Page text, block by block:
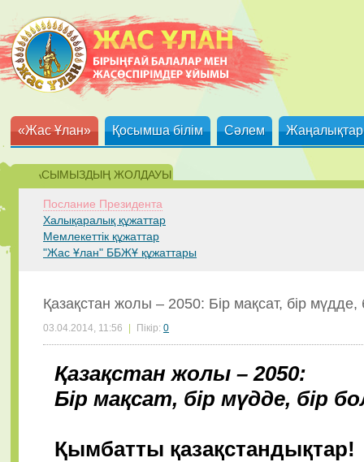
«Жас Ұлан» Қосымша білім Сәлем Жаңалықтар
ЕЛБАСЫМЫЗДЫҢ ЖОЛДАУЫ
Послание Президента
Халықаралық құжаттар
Мемлекеттік құжаттар
"Жас Ұлан" ББЖҰ құжаттары
Қазақстан жолы – 2050: Бір мақсат, бір мүдде,
03.04.2014, 11:56 Пікір: 0
Қазақстан жолы – 2050:
Бір мақсат, бір мүдде, бір
Қымбатты қазақстандықтар!